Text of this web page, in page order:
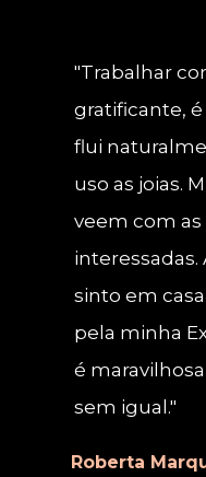
"Trabalhar
gratificante,
flui
uso as joias.
veem com as
interessadas.
sinto em
pela minha
é
sem igual."
Roberta